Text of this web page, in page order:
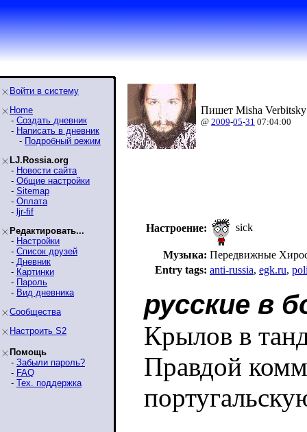
Войти в систему
Home
- Создать дневник
- Написать в дневник
- Подробный режим
LJ.Rossia.org
- Новости сайта
- Общие настройки
- Sitemap
- Оплата
- ljr-fif
Редактировать...
- Настройки
- Список друзей
- Дневник
- Картинки
- Пароль
- Вид дневника
Сообщества
Настроить S2
Помощь
- Забыли пароль?
- FAQ
- Тех. поддержка
Пишет Misha
@ 2009-05-31 07:04:00
Настроение: sick
Музыка: Передвижные
Entry tags: anti-russia, egk.ru,
русские в
Крылов в
Правдой